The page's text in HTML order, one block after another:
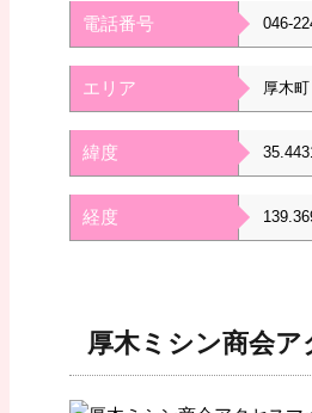
電話番号 046-
エリア 厚木町
緯度
経度
厚木ミシン商会